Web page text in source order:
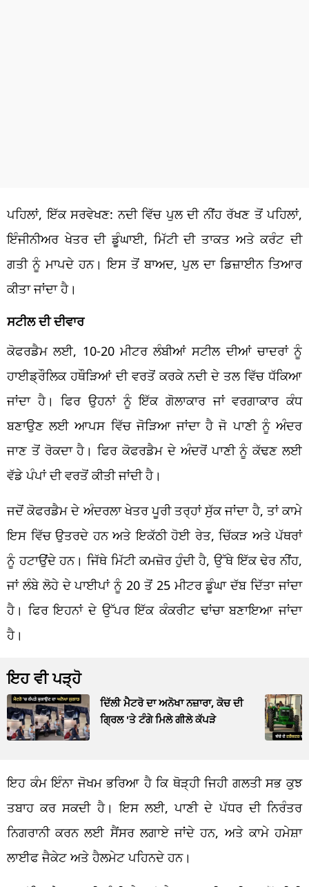
ਪਹਿਲਾਂ, ਇੱਕ ਸਰਵੇਖਣ: ਨਦੀ ਵਿੱਚ ਪੁਲ ਦੀ ਨੀਂਹ ਰੱਖਣ ਤੋਂ ਪਹਿਲਾਂ,
ਇੰਜੀਨੀਅਰ ਖੇਤਰ ਦੀ ਡੂੰਘਾਈ, ਮਿੱਟੀ ਦੀ ਤਾਕਤ ਅਤੇ ਕਰੰਟ ਦੀ
ਗਤੀ ਨੂੰ ਮਾਪਦੇ ਹਨ। ਇਸ ਤੋਂ ਬਾਅਦ, ਪੁਲ ਦਾ ਡਿਜ਼ਾਈਨ ਤਿਆਰ
ਕੀਤਾ ਜਾਂਦਾ ਹੈ।
ਸਟੀਲ ਦੀ ਦੀਵਾਰ
ਕੋਫਰਡੈਮ ਲਈ, 10-20 ਮੀਟਰ ਲੰਬੀਆਂ ਸਟੀਲ ਦੀਆਂ ਚਾਦਰਾਂ ਨੂੰ
ਹਾਈਡ੍ਰੌਲਿਕ ਹਥੌੜਿਆਂ ਦੀ ਵਰਤੋਂ ਕਰਕੇ ਨਦੀ ਦੇ ਤਲ ਵਿੱਚ ਧੱਕਿਆ
ਜਾਂਦਾ ਹੈ। ਫਿਰ ਉਹਨਾਂ ਨੂੰ ਇੱਕ ਗੋਲਾਕਾਰ ਜਾਂ ਵਰਗਾਕਾਰ ਕੰਧ
ਬਣਾਉਣ ਲਈ ਆਪਸ ਵਿੱਚ ਜੋੜਿਆ ਜਾਂਦਾ ਹੈ ਜੋ ਪਾਣੀ ਨੂੰ ਅੰਦਰ
ਜਾਣ ਤੋਂ ਰੋਕਦਾ ਹੈ। ਫਿਰ ਕੋਫਰਡੈਮ ਦੇ ਅੰਦਰੋਂ ਪਾਣੀ ਨੂੰ ਕੱਢਣ ਲਈ
ਵੱਡੇ ਪੰਪਾਂ ਦੀ ਵਰਤੋਂ ਕੀਤੀ ਜਾਂਦੀ ਹੈ।
ਜਦੋਂ ਕੋਫਰਡੈਮ ਦੇ ਅੰਦਰਲਾ ਖੇਤਰ ਪੂਰੀ ਤਰ੍ਹਾਂ ਸੁੱਕ ਜਾਂਦਾ ਹੈ, ਤਾਂ ਕਾਮੇ
ਇਸ ਵਿੱਚ ਉਤਰਦੇ ਹਨ ਅਤੇ ਇਕੱਠੀ ਹੋਈ ਰੇਤ, ਚਿੱਕੜ ਅਤੇ ਪੱਥਰਾਂ
ਨੂੰ ਹਟਾਉਂਦੇ ਹਨ। ਜਿੱਥੇ ਮਿੱਟੀ ਕਮਜ਼ੋਰ ਹੁੰਦੀ ਹੈ, ਉੱਥੇ ਇੱਕ ਢੇਰ ਨੀਂਹ,
ਜਾਂ ਲੰਬੇ ਲੋਹੇ ਦੇ ਪਾਈਪਾਂ ਨੂੰ 20 ਤੋਂ 25 ਮੀਟਰ ਡੂੰਘਾ ਦੱਬ ਦਿੱਤਾ ਜਾਂਦਾ
ਹੈ। ਫਿਰ ਇਹਨਾਂ ਦੇ ਉੱਪਰ ਇੱਕ ਕੰਕਰੀਟ ਢਾਂਚਾ ਬਣਾਇਆ ਜਾਂਦਾ
ਹੈ।
ਇਹ ਵੀ ਪੜ੍ਹੋ
ਦਿੱਲੀ ਮੈਟਰੋ ਦਾ ਅਨੋਖਾ ਨਜ਼ਾਰਾ, ਕੋਚ ਦੀ
ਗ੍ਰਿਲ 'ਤੇ ਟੰਗੇ ਮਿਲੇ ਗੀਲੇ ਕੱਪੜੇ
ਇਹ ਕੰਮ ਇੰਨਾ ਜੋਖਮ ਭਰਿਆ ਹੈ ਕਿ ਥੋੜ੍ਹੀ ਜਿਹੀ ਗਲਤੀ ਸਭ ਕੁਝ
ਤਬਾਹ ਕਰ ਸਕਦੀ ਹੈ। ਇਸ ਲਈ, ਪਾਣੀ ਦੇ ਪੱਧਰ ਦੀ ਨਿਰੰਤਰ
ਨਿਗਰਾਨੀ ਕਰਨ ਲਈ ਸੈਂਸਰ ਲਗਾਏ ਜਾਂਦੇ ਹਨ, ਅਤੇ ਕਾਮੇ ਹਮੇਸ਼ਾ
ਲਾਈਫ ਜੈਕੇਟ ਅਤੇ ਹੈਲਮੇਟ ਪਹਿਨਦੇ ਹਨ।